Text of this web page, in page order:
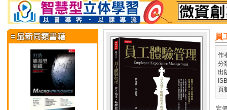
員
作
分
出
頁
定